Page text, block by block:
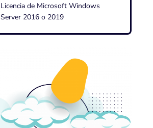
Licencia de Microsoft Windows
Server 2016 o 2019